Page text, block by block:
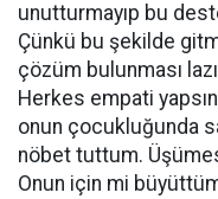
unutturmayıp bu
Çünkü bu şekilde
çözüm bulunması
Herkes empati
onun çocukluğunda
nöbet tuttum.
Onun için mi